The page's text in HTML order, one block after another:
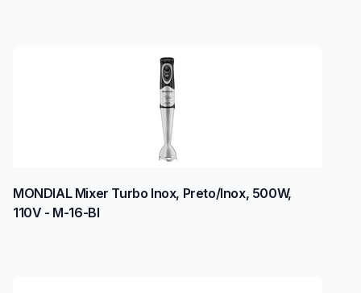
MONDIAL Mixer Turbo Inox, Preto/Inox, 500W,
110V - M-16-BI